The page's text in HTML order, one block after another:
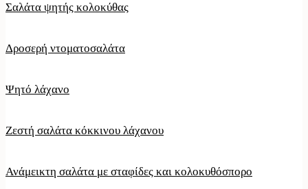
Σαλάτα ψητής κολοκύθας
Δροσερή ντοματοσαλάτα
Ψητό λάχανο
Ζεστή σαλάτα κόκκινου λάχανου
Ανάμεικτη σαλάτα με σταφίδες και κολοκυθόσπορο